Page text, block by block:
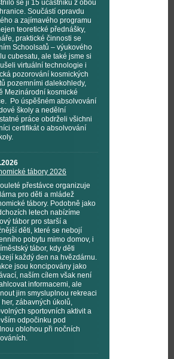
se ji 15 účastníků z obou
Součástí opravdu
a zajímavého programu
teoretické přednášky,
praktické činnosti se
Schoolsatů – výukového
cubesatu, ale také jsme si
virtuální technologie i
pozorování kosmických
pozemními dalekohledy,
Mezinárodní kosmické
Po úspěšném absolvování
školy a nedělní
práce obdrželi všichni
certifikát o absolvování
tábory 2026
přestávce organizuje
pro děti a mládež
tábory. Podobně jako
letech nabízíme
tábor pro starší a
děti, které se nebojí
pobytu mimo domov, i
tábor, kdy děti
každý den na hvězdárnu.
jsou koncipovány jako
naším cílem však není
informacemi, ale
jim smysluplnou rekreaci
zábavných úkolů,
sportovních aktivit a
odpočinku pod
oblohou při nočních